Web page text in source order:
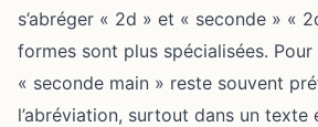
s’abréger « 2d » et « seconde » «
formes sont plus spécialisées.
« seconde main » reste souvent
l’abréviation, surtout dans un texte